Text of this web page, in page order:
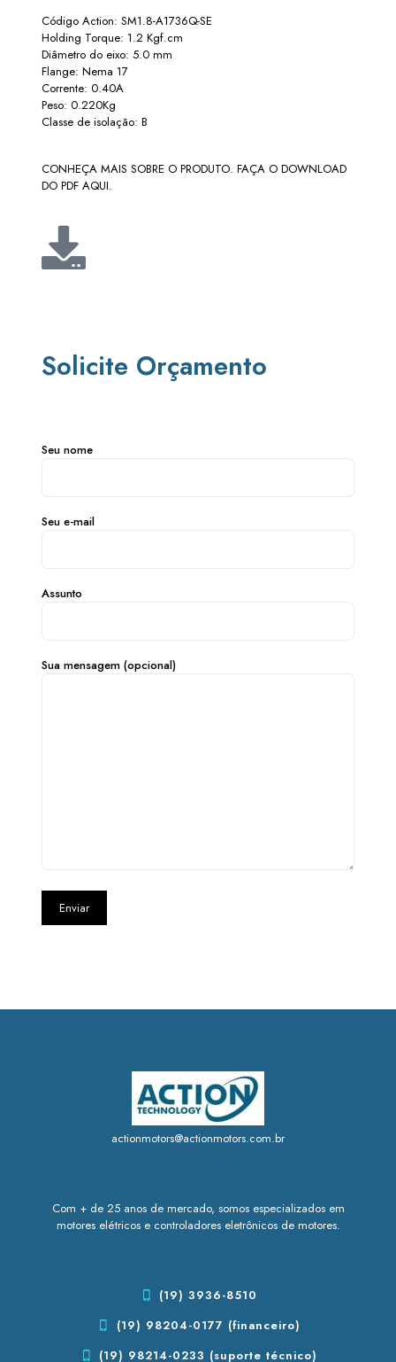
Código Action: SM1.8-A1736Q-SE
Holding Torque: 1.2 Kgf.cm
Diâmetro do eixo: 5.0 mm
Flange: Nema 17
Corrente: 0.40A
Peso: 0.220Kg
Classe de isolação: B
CONHEÇA MAIS SOBRE O PRODUTO. FAÇA O DOWNLOAD
DO PDF AQUI.
Solicite Orçamento
Seu nome
Seu e-mail
Assunto
Sua mensagem (opcional)
actionmotors@actionmotors.com.br
Com + de 25 anos de mercado, somos especializados em
motores elétricos e controladores eletrônicos de motores.
(19) 3936-8510
(19) 98204-0177 (financeiro)
(19) 98214-0233 (suporte técnico)